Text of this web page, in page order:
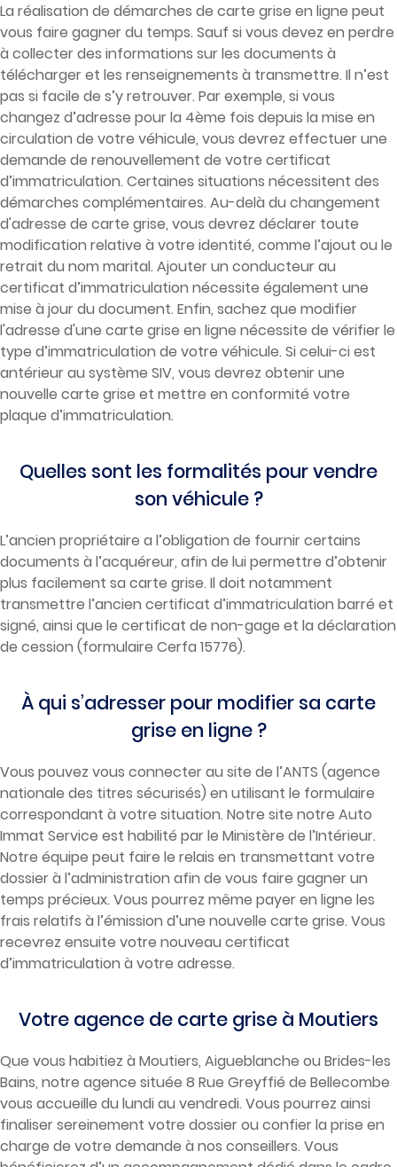
La réalisation de démarches de carte grise en ligne peut
vous faire gagner du temps. Sauf si vous devez en perdre
à collecter des informations sur les documents à
télécharger et les renseignements à transmettre. Il n’est
pas si facile de s’y retrouver. Par exemple, si vous
changez d’adresse pour la 4ème fois depuis la mise en
circulation de votre véhicule, vous devrez effectuer une
demande de renouvellement de votre certificat
d’immatriculation. Certaines situations nécessitent des
démarches complémentaires. Au-delà du changement
d'adresse de carte grise, vous devrez déclarer toute
modification relative à votre identité, comme l’ajout ou le
retrait du nom marital. Ajouter un conducteur au
certificat d’immatriculation nécessite également une
mise à jour du document. Enfin, sachez que modifier
l'adresse d'une carte grise en ligne nécessite de vérifier le
type d’immatriculation de votre véhicule. Si celui-ci est
antérieur au système SIV, vous devrez obtenir une
nouvelle carte grise et mettre en conformité votre
plaque d’immatriculation.
Quelles sont les formalités pour vendre
son véhicule ?
L’ancien propriétaire a l’obligation de fournir certains
documents à l’acquéreur, afin de lui permettre d’obtenir
plus facilement sa carte grise. Il doit notamment
transmettre l’ancien certificat d’immatriculation barré et
signé, ainsi que le certificat de non-gage et la déclaration
de cession (formulaire Cerfa 15776).
À qui s’adresser pour modifier sa carte
grise en ligne ?
Vous pouvez vous connecter au site de l’ANTS (agence
nationale des titres sécurisés) en utilisant le formulaire
correspondant à votre situation. Notre site notre Auto
Immat Service est habilité par le Ministère de l’Intérieur.
Notre équipe peut faire le relais en transmettant votre
dossier à l’administration afin de vous faire gagner un
temps précieux. Vous pourrez même payer en ligne les
frais relatifs à l’émission d’une nouvelle carte grise. Vous
recevrez ensuite votre nouveau certificat
d’immatriculation à votre adresse.
Votre agence de carte grise à Moutiers
Que vous habitiez à Moutiers, Aigueblanche ou Brides-les
Bains, notre agence située 8 Rue Greyffié de Bellecombe
vous accueille du lundi au vendredi. Vous pourrez ainsi
finaliser sereinement votre dossier ou confier la prise en
charge de votre demande à nos conseillers. Vous